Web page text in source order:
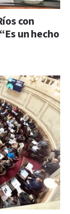
con
un hecho